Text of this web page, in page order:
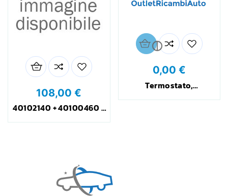
108,00 €
40102140 + 40100460 -

0,00 €
Termostato,